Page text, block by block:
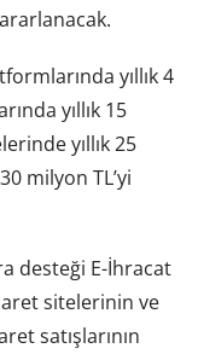
yıllık 4
yıllık 15
yıllık 25
milyon TL’yi
desteği E-İhracat
sitelerinin ve
satışlarının